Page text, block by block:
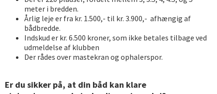
meter i bredden.
Årlig leje er fra kr. 1.500,- til kr. 3.900,- afhængig af
bådbredde.
Indskud er kr. 6.500 kroner, som ikke betales tilbage ved
udmeldelse af klubben
Der rådes over mastekran og ophalerspor.
Er du sikker på, at din båd kan klare